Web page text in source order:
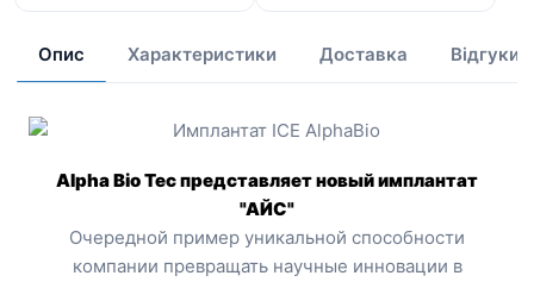
Опис Характеристики Доставка Відгуки
Alpha Bio Tec представляет новый имплантат
"АЙС"
Очередной пример уникальной способности
компании превращать научные инновации в